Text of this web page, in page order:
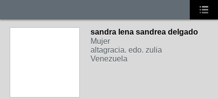
sandra lena sandrea delgado
Mujer
altagracia. edo. zulia
Venezuela